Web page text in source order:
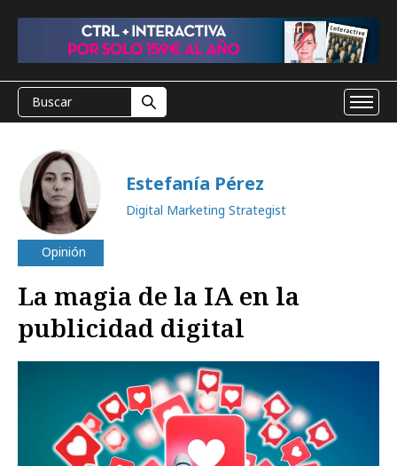
Estefanía Pérez
Digital Marketing Strategist
Opinión
La magia de la IA en la
publicidad digital